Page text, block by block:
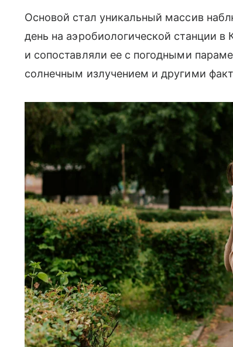
Основой стал уникальный массив
день на аэробиологической станции
и сопоставляли ее с погодными
солнечным излучением и другими